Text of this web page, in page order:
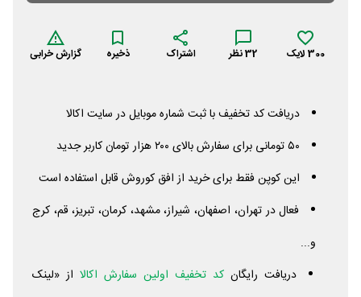
300 لایک 32نظر اشتراک ذخیره گزارش خرابی
دریافت کد تخفیف با ثبت شماره موبایل در سایت اکالا
۵۰ تومانی برای سفارش بالای ۲۰۰ هزار تومان کاربر جدید
این کوپن فقط برای خرید از افق کوروش قابل استفاده است
فعال در تهران، اصفهان، شیراز، مشهد، کرمان، تبریز، قم، کرج
و...
دریافت رایگان کد تخفیف اولین سفارش اکالا از «لینک